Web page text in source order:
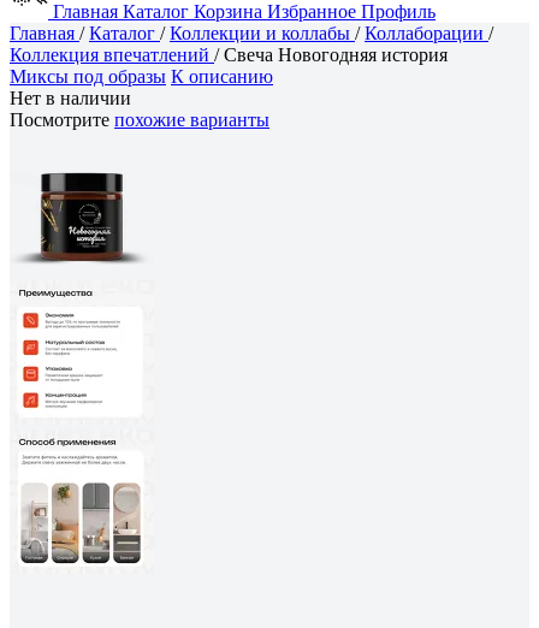
Главная Каталог Корзина Избранное Профиль
Главная /Каталог /Коллекции и коллабы /Коллаборации /
Коллекция впечатлений /Свеча Новогодняя история
Миксы под образы К описанию
Нет в наличии
Посмотрите похожие варианты